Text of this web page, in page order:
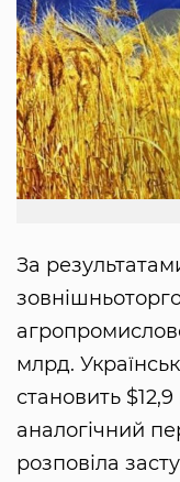
За
млрд.
становить
аналогічний
розповіла